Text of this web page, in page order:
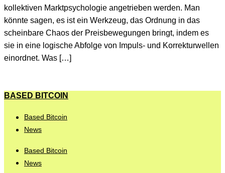
kollektiven Marktpsychologie angetrieben werden. Man
könnte sagen, es ist ein Werkzeug, das Ordnung in das
scheinbare Chaos der Preisbewegungen bringt, indem es
sie in eine logische Abfolge von Impuls- und Korrekturwellen
einordnet. Was […]
BASED BITCOIN
Based Bitcoin
News
Based Bitcoin
News